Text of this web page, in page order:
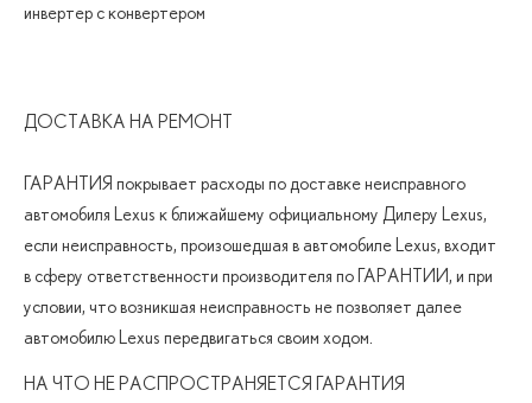
инвертер с конвертером
ДОСТАВКА НА РЕМОНТ
ГАРАНТИЯ покрывает расходы по доставке неисправного
автомобиля Lexus к ближайшему официальному Дилеру Lexus,
если неисправность, произошедшая в автомобиле Lexus, входит
в сферу ответственности производителя по ГАРАНТИИ, и при
условии, что возникшая неисправность не позволяет далее
автомобилю Lexus передвигаться своим ходом.
НА ЧТО НЕ РАСПРОСТРАНЯЕТСЯ ГАРАНТИЯ